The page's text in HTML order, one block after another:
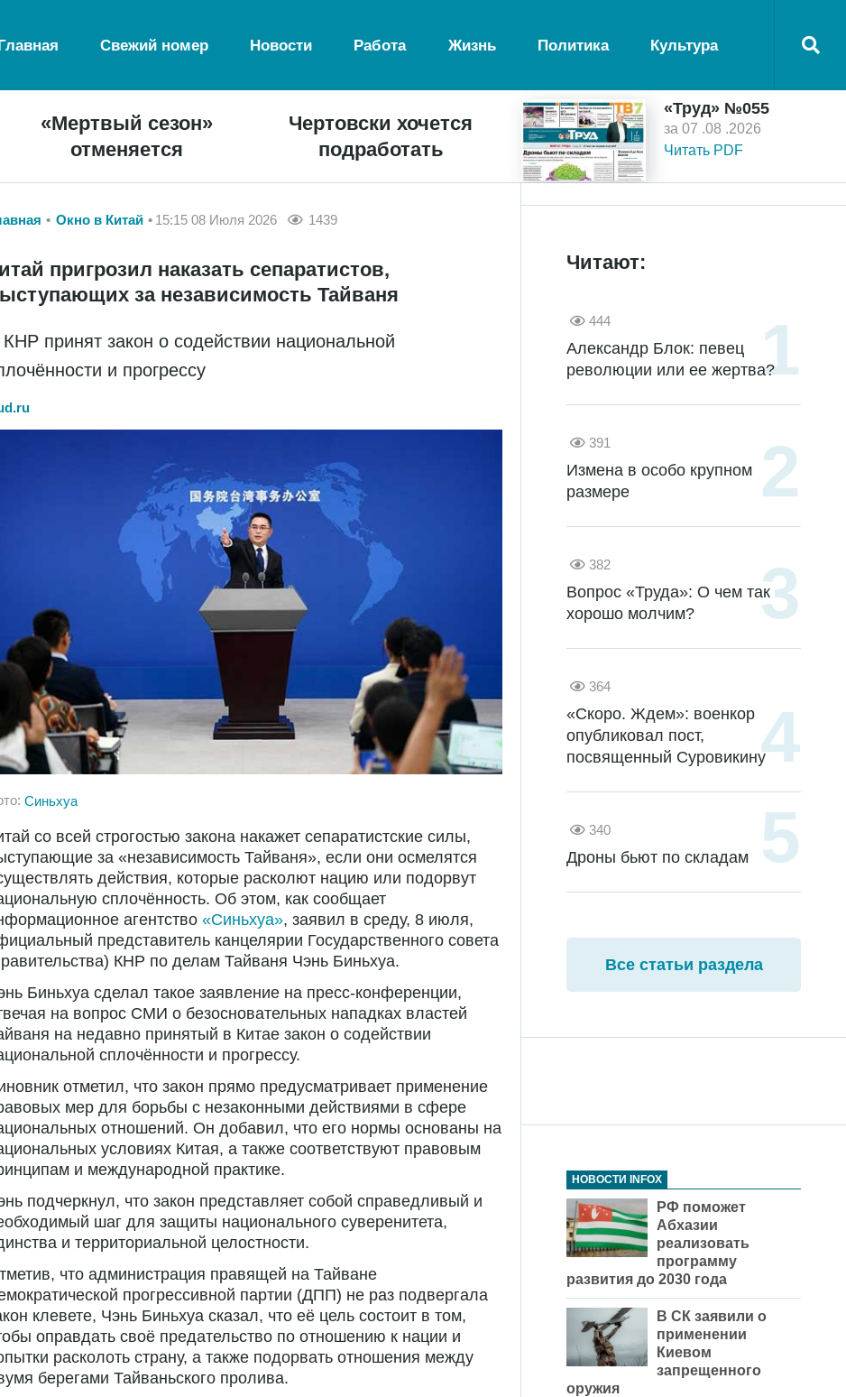
Свежий номер Новости Работа Жизнь Политика Культура
«Мертвый сезон»
отменяется
Чертовски хочется
подработать
«Труд» №055
за 07 .08 .2026
Читать PDF
Окно в Китай 15:15 08 Июля 2026 1439
пригрозил наказать сепаратистов,
за независимость Тайваня
принят закон о содействии национальной
и прогрессу
Синьхуа
со всей строгостью закона накажет сепаратистские силы,
за «независимость Тайваня», если они осмелятся
действия, которые расколют нацию или подорвут
сплочённость. Об этом, как сообщает
агентство «Синьхуа», заявил в среду, 8 июля,
представитель канцелярии Государственного совета
КНР по делам Тайваня Чэнь Биньхуа.
Биньхуа сделал такое заявление на пресс-конференции,
на вопрос СМИ о безосновательных нападках властей
на недавно принятый в Китае закон о содействии
сплочённости и прогрессу.
отметил, что закон прямо предусматривает применение
мер для борьбы с незаконными действиями в сфере
отношений. Он добавил, что его нормы основаны на
условиях Китая, а также соответствуют правовым
и международной практике.
подчеркнул, что закон представляет собой справедливый и
шаг для защиты национального суверенитета,
и территориальной целостности.
что администрация правящей на Тайване
прогрессивной партии (ДПП) не раз подвергала
клевете, Чэнь Биньхуа сказал, что её цель состоит в том,
оправдать своё предательство по отношению к нации и
расколоть страну, а также подорвать отношения между
берегами Тайваньского пролива.
Читают:
444
Александр Блок: певец
революции или ее жертва?
391
Измена в особо крупном
размере
382
Вопрос «Труда»: О чем так
хорошо молчим?
364
«Скоро. Ждем»: военкор
опубликовал пост,
посвященный Суровикину
340
Дроны бьют по складам
Все статьи раздела
НОВОСТИ INFOX
РФ поможет
Абхазии
реализовать
программу
развития до 2030 года
В СК заявили о
применении
Киевом
запрещенного
оружия